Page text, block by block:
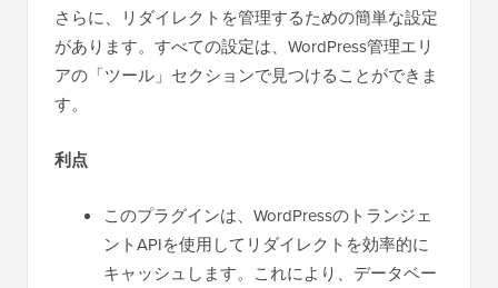
さらに、リダイレクトを管理するための簡単な設定
があります。すべての設定は、WordPress管理エリ
アの「ツール」セクションで見つけることができま
す。
利点
このプラグインは、WordPressのトランジェ
ントAPIを使用してリダイレクトを効率的に
キャッシュします。これにより、データベー